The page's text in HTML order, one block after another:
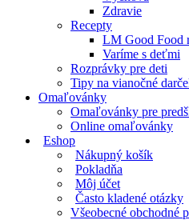
Zdravie
Recepty
LM Good Food
Varíme s deťmi
Rozprávky pre deti
Tipy na vianočné
Omaľovánky
Omaľovánky pre
Online omaľovánky
Eshop
Nákupný košík
Pokladňa
Môj účet
Často kladené otázky
Všeobecné obchodné